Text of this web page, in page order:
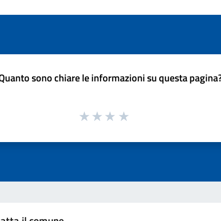
sono chiare le informazioni su questa